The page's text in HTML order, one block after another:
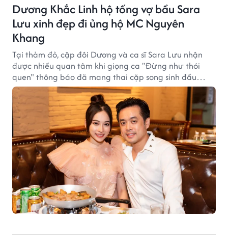
Dương Khắc Linh hộ tống vợ bầu Sara
Lưu xinh đẹp đi ủng hộ MC Nguyên
Khang
Tại thảm đỏ, cặp đôi Dương và ca sĩ Sara Lưu nhận
được nhiều quan tâm khi giọng ca "Đừng như thói
quen" thông báo đã mang thai cặp song sinh đầu
lòng.